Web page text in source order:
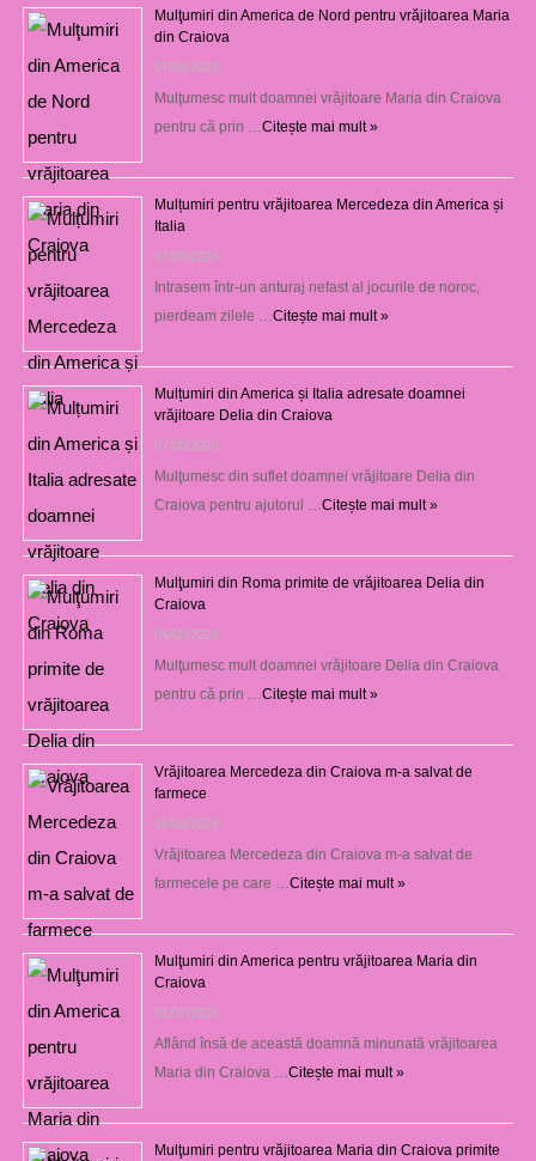
Mulţumiri din America de Nord pentru vrăjitoarea Maria
din Craiova
07/08/2026
Mulţumesc mult doamnei vrăjitoare Maria din Craiova
pentru că prin … Citește mai mult »
Mulțumiri pentru vrăjitoarea Mercedeza din America și
Italia
07/08/2026
Intrasem într-un anturaj nefast al jocurile de noroc,
pierdeam zilele … Citește mai mult »
Mulțumiri din America și Italia adresate doamnei
vrăjitoare Delia din Craiova
07/08/2026
Mulţumesc din suflet doamnei vrăjitoare Delia din
Craiova pentru ajutorul … Citește mai mult »
Mulţumiri din Roma primite de vrăjitoarea Delia din
Craiova
06/08/2026
Mulţumesc mult doamnei vrăjitoare Delia din Craiova
pentru că prin … Citește mai mult »
Vrăjitoarea Mercedeza din Craiova m-a salvat de
farmece
06/08/2026
Vrăjitoarea Mercedeza din Craiova m-a salvat de
farmecele pe care … Citește mai mult »
Mulţumiri din America pentru vrăjitoarea Maria din
Craiova
31/07/2026
Aflând însă de această doamnă minunată vrăjitoarea
Maria din Craiova … Citește mai mult »
Mulţumiri pentru vrăjitoarea Maria din Craiova primite